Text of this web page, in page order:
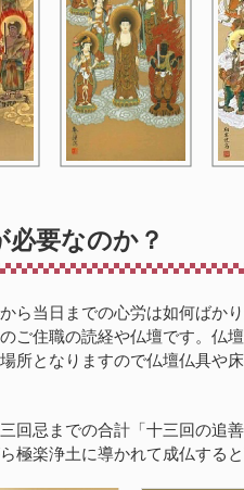
要なのか？
ら当日までの心労は如何ばか
ご住職の読経や仏壇です。仏
所となりますので仏壇仏具や
回忌までの合計「十三回の追
極楽浄土に導かれて成仏すると